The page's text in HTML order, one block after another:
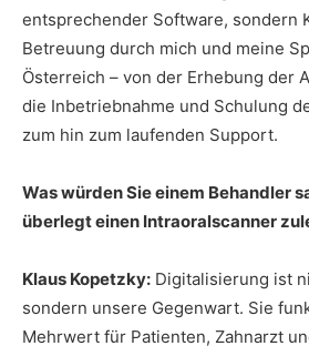
entsprechender Software, sondern
Betreuung durch mich und meine
Österreich – von der Erhebung der
die Inbetriebnahme und Schulung
zum hin zum laufenden Support.
Was würden Sie einem Behandler
überlegt einen Intraoralscanner
Klaus Kopetzky: Digitalisierung ist
sondern unsere Gegenwart. Sie
Mehrwert für Patienten, Zahnarzt